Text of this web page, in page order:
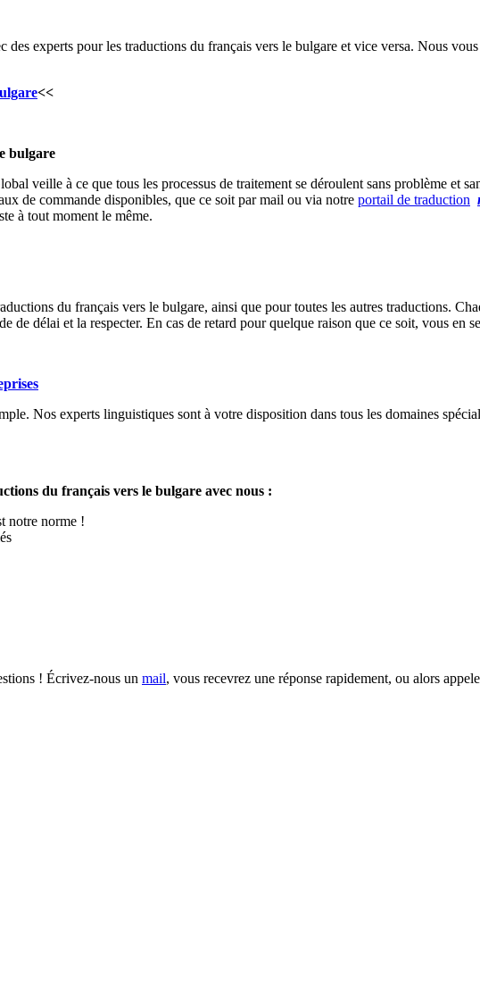
experts pour les traductions du français vers le bulgare et vice versa. Nous
<<
bulgare
veille à ce que tous les processus de traitement se déroulent sans problème et
de commande disponibles, que ce soit par mail ou via notre portail de traduction
à tout moment le même.
du français vers le bulgare, ainsi que pour toutes les autres traductions.
de délai et la respecter. En cas de retard pour quelque raison que ce soit, vous en
Nos experts linguistiques sont à votre disposition dans tous les domaines
du français vers le bulgare avec nous :
notre norme !
! Écrivez-nous un mail, vous recevrez une réponse rapidement, ou alors